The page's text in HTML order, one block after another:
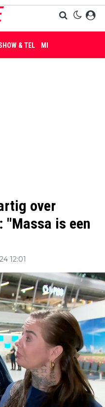
& TEL MISDAAD
over
is een
12:01